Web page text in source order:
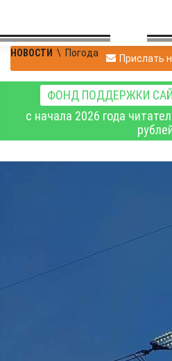
НОВОСТИ \ Погода Прислать
ФОНД ПОДДЕРЖКИ
с начала 2026 года
непогоды
режим
готовности